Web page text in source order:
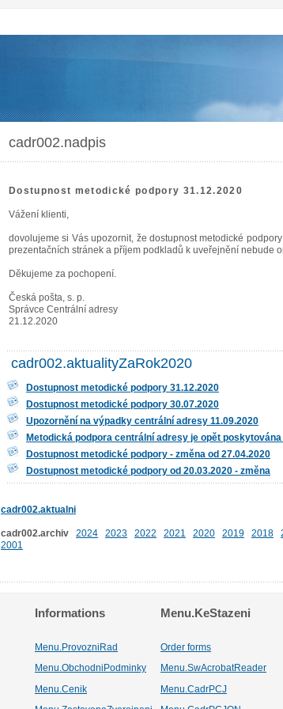
cadr002.nadpis
Dostupnost metodické podpory 31.12.2020
Vážení klienti,
dovolujeme si Vás upozornit, že dostupnost metodické
prezentačních stránek a příjem podkladů k uveřejnění nebude
Děkujeme za pochopení.
Česká pošta, s. p.
Správce Centrální adresy
21.12.2020
cadr002.aktualityZaRok2020
Dostupnost metodické podpory 31.12.2020
Dostupnost metodické podpory 30.07.2020
Upozornění na výpadky centrální adresy 11.09.2020
Metodická podpora centrální adresy je opět poskytována
Dostupnost metodické podpory - změna od 27.04.2020
Dostupnost metodické podpory od 20.03.2020 - změna
cadr002.aktualni
cadr002.archiv 2024 2023 2022 2021 2020 2019 2018
2001
Informations Menu.KeStazeni
Menu.ProvozniRad Order forms
Menu.ObchodniPodminky
Menu.SwAcrobatReader
Menu.Cenik Menu.CadrPCJ